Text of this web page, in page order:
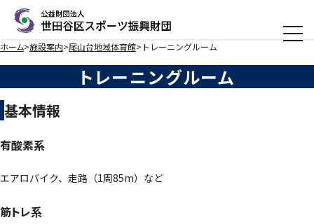
メ
ホーム 施設案内 尾山台地域体育館 トレーニングルーム
トレーニングルーム
基本情報
有酸素系
エアロバイク、走路（1周85m）など
筋トレ系